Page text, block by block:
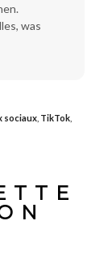
was
sociaux, TikTok,